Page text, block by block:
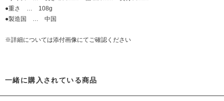
●重さ … 108g
●製造国 … 中国
※詳細については添付画像にてご確認ください
一緒に購入されている商品